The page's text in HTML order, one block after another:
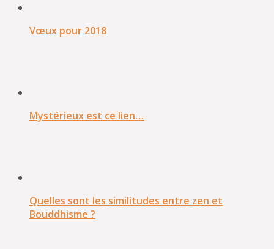
Vœux pour 2018
Mystérieux est ce lien…
Quelles sont les similitudes entre zen et
Bouddhisme ?